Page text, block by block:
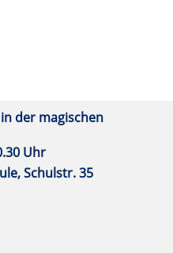
der magischen
Uhr
Schulstr. 35